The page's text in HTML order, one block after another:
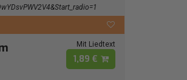
Mit Liedtext
1,89 €